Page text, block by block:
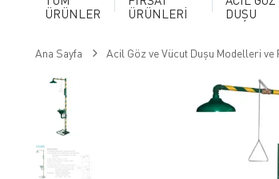
ÜRÜNLER
ÜRÜNLERİ
DUŞU
Ana Sayfa Acil Göz ve Vücut Duşu Modelleri ve